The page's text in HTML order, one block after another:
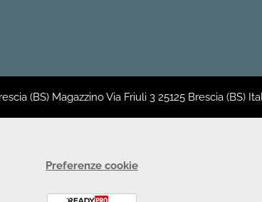
(BS) Magazzino Via Friuli 3 25125 Brescia (BS)
Preferenze cookie